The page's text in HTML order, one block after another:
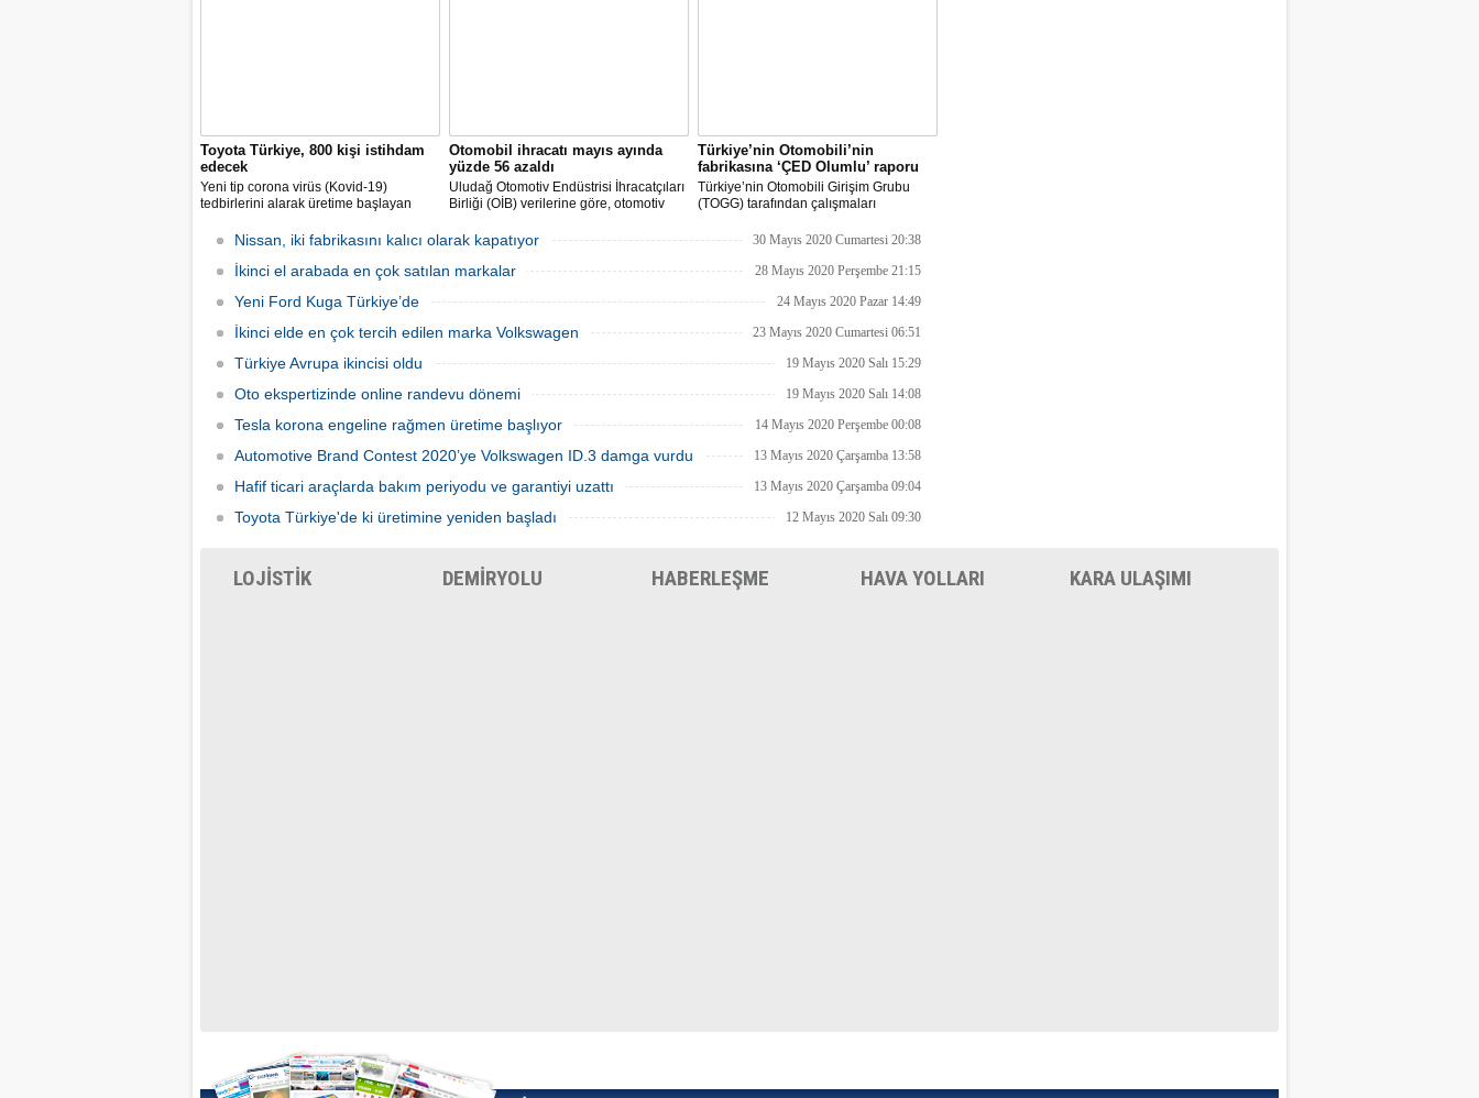
Toyota Türkiye, 800 kişi istihdam
edecek
Yeni tip corona virüs (Kovid-19)
tedbirlerini alarak üretime başlayan
ve ihracat hedeflerini artırmak için
istihdam sağlayacak.
Otomobil ihracatı mayıs ayında
yüzde 56 azaldı
Uludağ Otomotiv Endüstrisi İhracatçıları
Birliği (OİB) verilerine göre, otomotiv
sürdüğü Mayıs ayında geçen senenin
aynı dönemine göre yüzde 56 düşüşle 1
milyar 203 milyon dolar ihracat
Türkiye’nin Otomobili’nin
fabrikasına ‘ÇED Olumlu’ raporu
Türkiye’nin Otomobili Girişim Grubu
(TOGG) tarafından çalışmaları
Türkiye’nin Otomobili yatırımı Bursa’nın
fabrika inşaatının başlayabilmesi için
aldı.
Nissan, iki fabrikasını kalıcı olarak kapatıyor 30 Mayıs 2020 Cumartesi 20:38
İkinci el arabada en çok satılan markalar 28 Mayıs 2020 Perşembe 21:15
Yeni Ford Kuga Türkiye’de 24 Mayıs 2020 Pazar 14:49
İkinci elde en çok tercih edilen marka Volkswagen 23 Mayıs 2020 Cumartesi 06:51
Türkiye Avrupa ikincisi oldu 19 Mayıs 2020 Salı 15:29
Oto ekspertizinde online randevu dönemi 19 Mayıs 2020 Salı 14:08
Tesla korona engeline rağmen üretime başlıyor 14 Mayıs 2020 Perşembe 00:08
Automotive Brand Contest 2020’ye Volkswagen ID.3 damga vurdu 13 Mayıs 2020 Çarşamba 13:58
Hafif ticari araçlarda bakım periyodu ve garantiyi uzattı 13 Mayıs 2020 Çarşamba 09:04
Toyota Türkiye'de ki üretimine yeniden başladı 12 Mayıs 2020 Salı 09:30
LOJİSTİK DEMİRYOLU HABERLEŞME HAVA YOLLARI KARA ULAŞIMI